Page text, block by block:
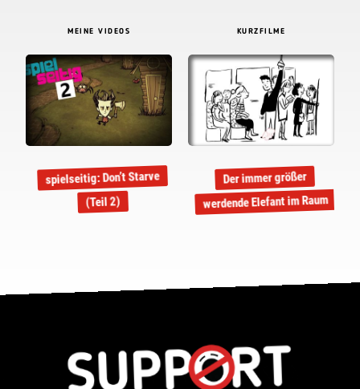
MEINE VIDEOS
spielseitig: Don’t Starve
(Teil 2)
KURZFILME
Der immer größer
werdende Elefant im Raum